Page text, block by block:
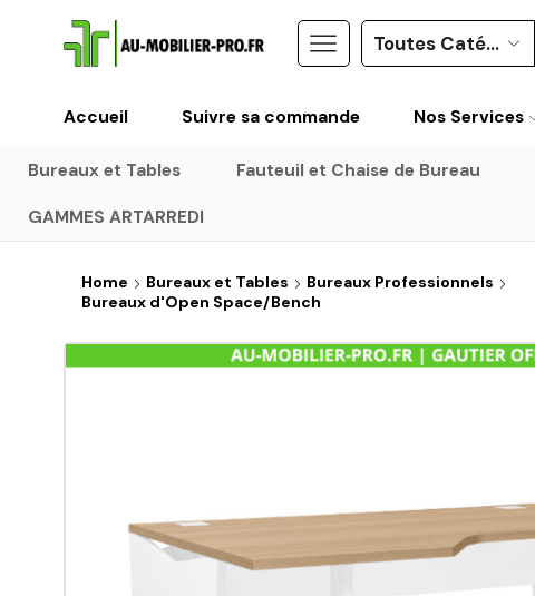
Accueil Suivre sa commande Nos Services
Bureaux et Tables Fauteuil et Chaise de Bureau
GAMMES ARTARREDI
Home Bureaux et Tables
Bureaux Professionnels
Bureaux d'Open Space/Bench